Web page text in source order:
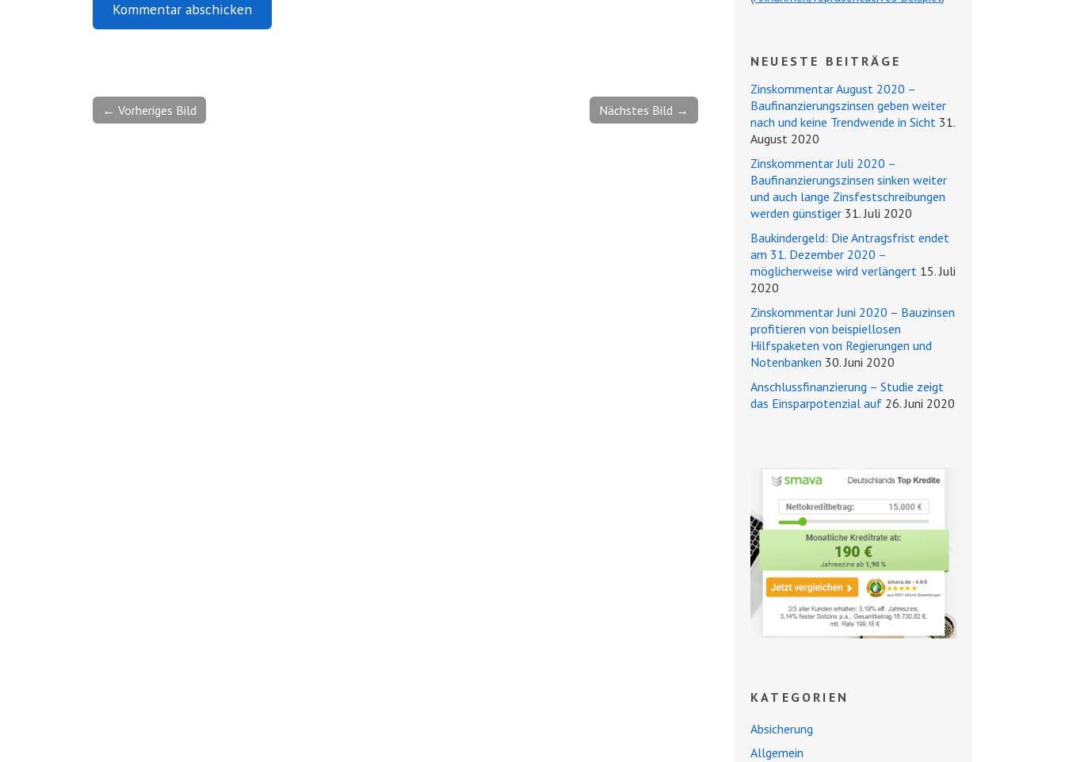
← Vorheriges Bild Nächstes Bild →
NEUESTE BEITRÄGE
Zinskommentar August 2020 –
Baufinanzierungszinsen geben weiter
nach und keine Trendwende in Sicht 31.
August 2020
Zinskommentar Juli 2020 –
Baufinanzierungszinsen sinken weiter
und auch lange Zinsfestschreibungen
werden günstiger 31. Juli 2020
Baukindergeld: Die Antragsfrist endet
am 31. Dezember 2020 –
möglicherweise wird verlängert 15. Juli
2020
Zinskommentar Juni 2020 – Bauzinsen
profitieren von beispiellosen
Hilfspaketen von Regierungen und
Notenbanken 30. Juni 2020
Anschlussfinanzierung – Studie zeigt
das Einsparpotenzial auf 26. Juni 2020
KATEGORIEN
Absicherung
Allgemein